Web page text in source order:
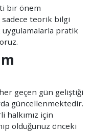
bir önem
sadece teorik bilgi
pratik
geçen gün geliştiği
güncellenmektedir.
halkımız için
olduğunuz önceki